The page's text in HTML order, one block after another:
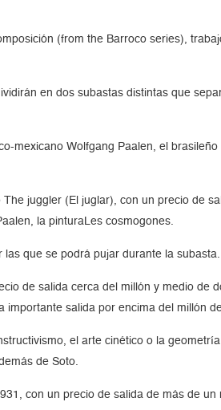
(from the Barroco series),
en dos subastas distintas que
mexicano Wolfgang Paalen, el
juggler (El juglar), con un precio de
la pinturaLes cosmogones.
que se podrá pujar durante la subasta.
de salida cerca del millón y medio de
salida por encima del millón
el arte cinético o la
de Soto.
con un precio de salida de más de un